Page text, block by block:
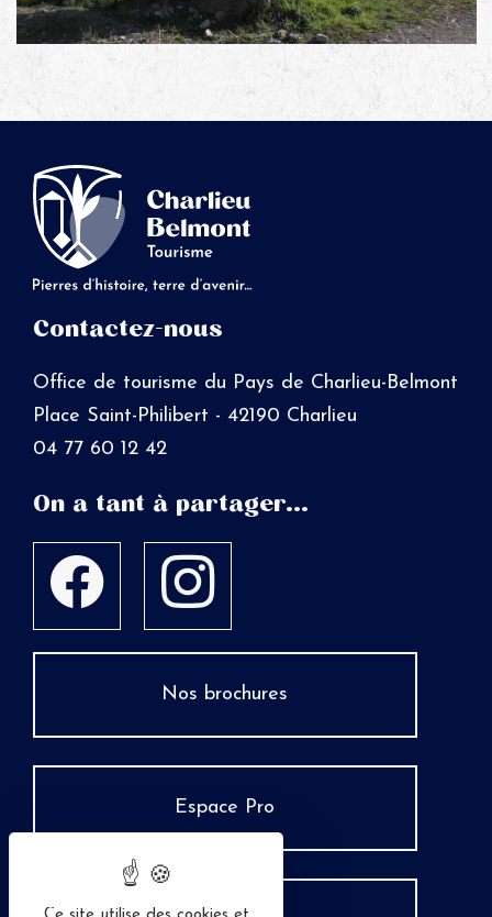
Contactez-nous
Office de tourisme du Pays de Charlieu-Belmont
Place Saint-Philibert - 42190 Charlieu
04 77 60 12 42
On a tant à partager...
Nos brochures
Espace Pro